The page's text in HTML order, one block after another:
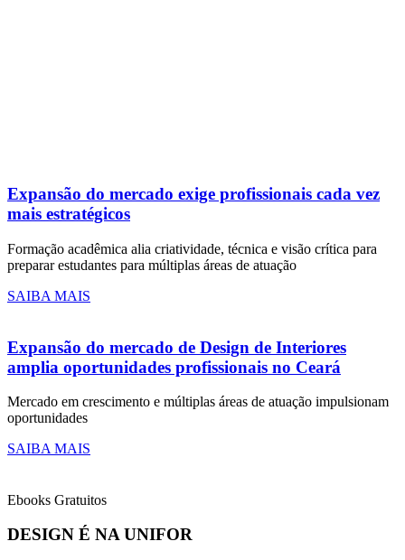
Expansão do mercado exige profissionais cada vez
mais estratégicos
Formação acadêmica alia criatividade, técnica e visão crítica para
preparar estudantes para múltiplas áreas de atuação
SAIBA MAIS
Expansão do mercado de Design de Interiores
amplia oportunidades profissionais no Ceará
Mercado em crescimento e múltiplas áreas de atuação impulsionam
oportunidades
SAIBA MAIS
Ebooks Gratuitos
DESIGN É NA UNIFOR